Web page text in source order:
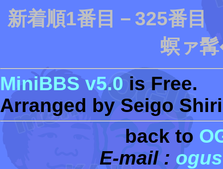
新着順1番目－325番
螟ァ
MiniBBS v5.0 is Free.
Arranged by Seigo
back to
E-mail :